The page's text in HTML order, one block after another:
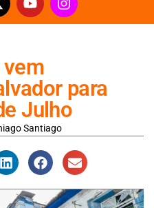
vem
para
Julho
Santiago